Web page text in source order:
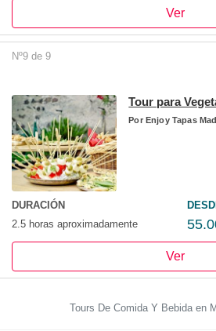
Ver
Nº9 de 9
Tour para
PorEnjoy Tapas
DURACIÓN
2.5 horas aproximadamente
Ver
Tours De Comida Y Bebida en